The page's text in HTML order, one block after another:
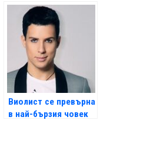
трябва да пробвате
Виолист се превърна
в най-бързия човек